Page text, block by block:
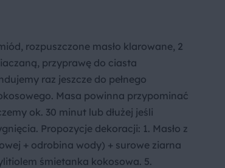
rozpuszczone masło klarowane, 2
przyprawę do ciasta
raz jeszcze do pełnego
Masa powinna przypominać
ok. 30 minut lub dłużej jeśli
Propozycje dekoracji: 1. Masło z
+ odrobina wody) + surowe ziarna
śmietanka kokosowa. 5.